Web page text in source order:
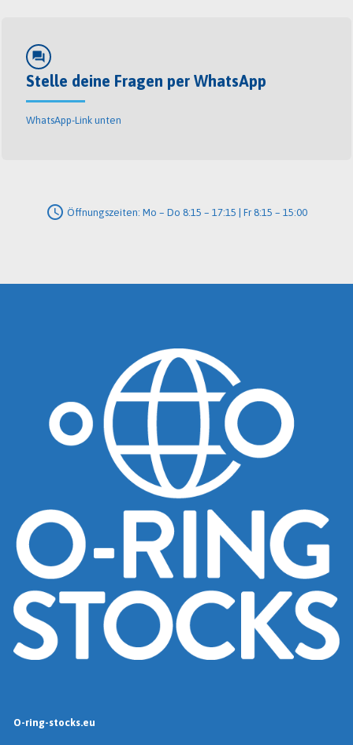
forum
Stelle deine Fragen per WhatsApp
WhatsApp-Link unten
schedule Öffnungszeiten: Mo – Do 8:15 – 17:15 | Fr 8:15 – 15:00
O-ring-stocks.eu